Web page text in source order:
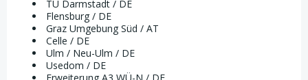
TU Darmstadt / DE
Flensburg / DE
Graz Umgebung Süd / AT
Celle / DE
Ulm / Neu-Ulm / DE
Usedom / DE